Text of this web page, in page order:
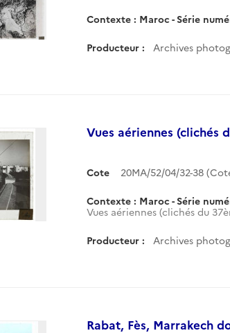
Contexte : Maroc - Série
Producteur : Archives
Vues aériennes (clichés
Cote 20MA/52/04/32-38
Contexte : Maroc - Série
Vues aériennes (clichés du
Producteur : Archives
Rabat, Fès, Marrakech